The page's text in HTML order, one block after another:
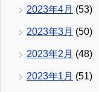
2023年4月 (53)
2023年3月 (50)
2023年2月 (48)
2023年1月 (51)